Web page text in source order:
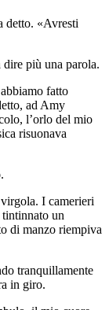
detto. «Avresti
dire più una parola.
fatto
ad Amy
l’orlo del mio
risuonava
I camerieri
un
di manzo riempiva
tranquillamente
in giro.